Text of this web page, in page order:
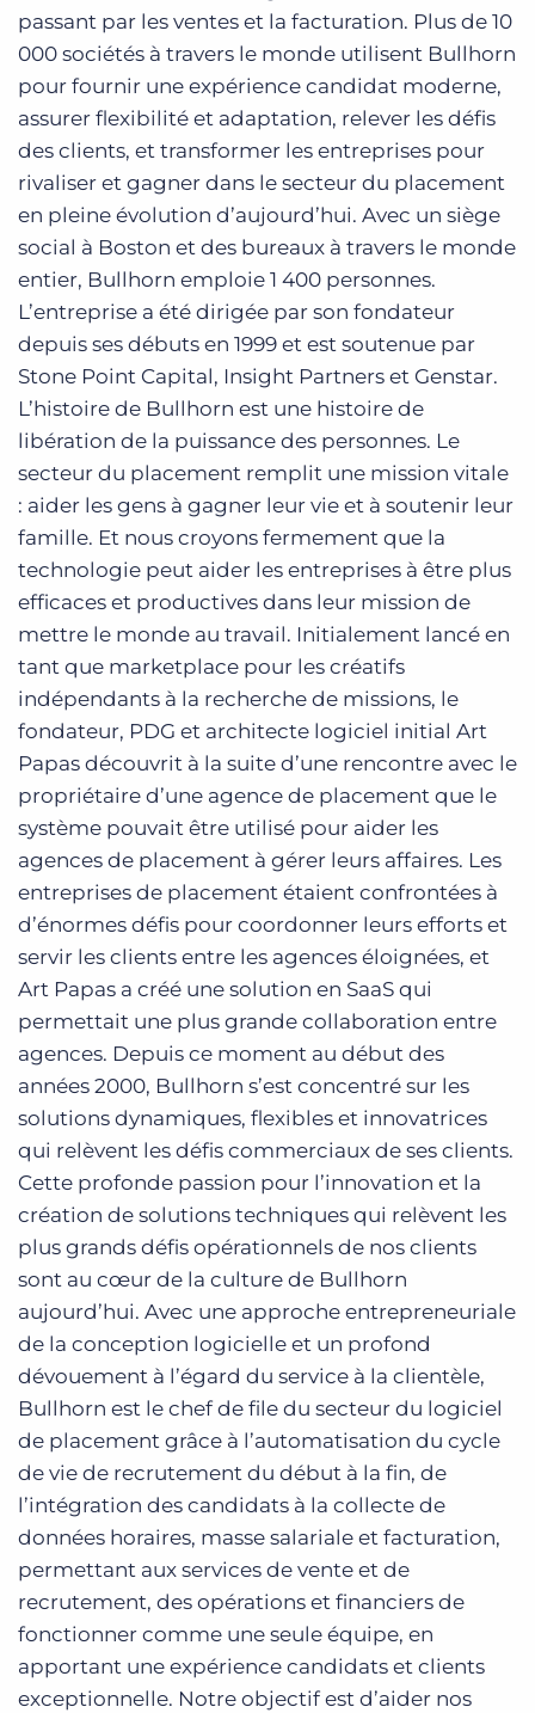
passant par les ventes et la facturation. Plus de 10
000 sociétés à travers le monde utilisent Bullhorn
pour fournir une expérience candidat moderne,
assurer flexibilité et adaptation, relever les défis
des clients, et transformer les entreprises pour
rivaliser et gagner dans le secteur du placement
en pleine évolution d’aujourd’hui. Avec un siège
social à Boston et des bureaux à travers le monde
entier, Bullhorn emploie 1 400 personnes.
L’entreprise a été dirigée par son fondateur
depuis ses débuts en 1999 et est soutenue par
Stone Point Capital, Insight Partners et Genstar.
L’histoire de Bullhorn est une histoire de
libération de la puissance des personnes. Le
secteur du placement remplit une mission vitale
: aider les gens à gagner leur vie et à soutenir leur
famille. Et nous croyons fermement que la
technologie peut aider les entreprises à être plus
efficaces et productives dans leur mission de
mettre le monde au travail. Initialement lancé en
tant que marketplace pour les créatifs
indépendants à la recherche de missions, le
fondateur, PDG et architecte logiciel initial Art
Papas découvrit à la suite d’une rencontre avec le
propriétaire d’une agence de placement que le
système pouvait être utilisé pour aider les
agences de placement à gérer leurs affaires. Les
entreprises de placement étaient confrontées à
d’énormes défis pour coordonner leurs efforts et
servir les clients entre les agences éloignées, et
Art Papas a créé une solution en SaaS qui
permettait une plus grande collaboration entre
agences. Depuis ce moment au début des
années 2000, Bullhorn s’est concentré sur les
solutions dynamiques, flexibles et innovatrices
qui relèvent les défis commerciaux de ses clients.
Cette profonde passion pour l’innovation et la
création de solutions techniques qui relèvent les
plus grands défis opérationnels de nos clients
sont au cœur de la culture de Bullhorn
aujourd’hui. Avec une approche entrepreneuriale
de la conception logicielle et un profond
dévouement à l’égard du service à la clientèle,
Bullhorn est le chef de file du secteur du logiciel
de placement grâce à l’automatisation du cycle
de vie de recrutement du début à la fin, de
l’intégration des candidats à la collecte de
données horaires, masse salariale et facturation,
permettant aux services de vente et de
recrutement, des opérations et financiers de
fonctionner comme une seule équipe, en
apportant une expérience candidats et clients
exceptionnelle. Notre objectif est d’aider nos